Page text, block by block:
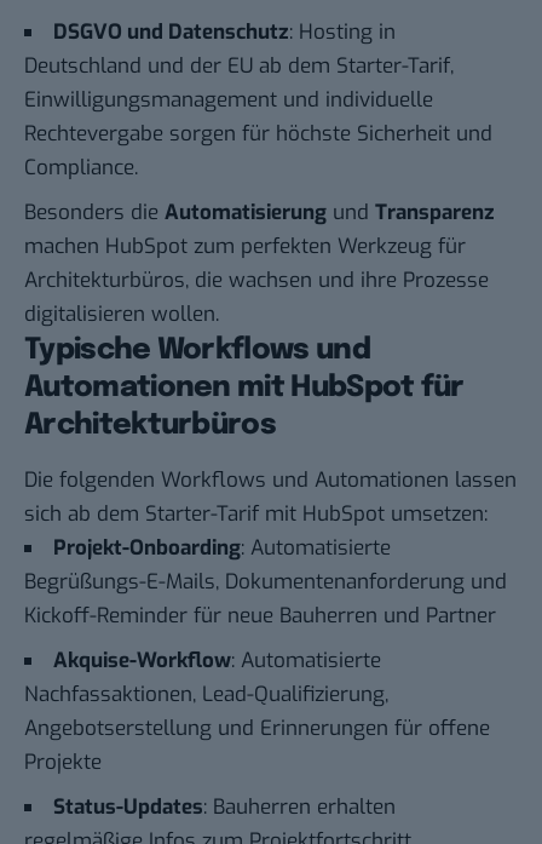
DSGVO und Datenschutz: Hosting in
Deutschland und der EU ab dem Starter-Tarif,
Einwilligungsmanagement und individuelle
Rechtevergabe sorgen für höchste Sicherheit und
Compliance.
Besonders die Automatisierung und Transparenz
machen HubSpot zum perfekten Werkzeug für
Architekturbüros, die wachsen und ihre Prozesse
digitalisieren wollen.
Typische Workflows und
Automationen mit HubSpot für
Architekturbüros
Die folgenden Workflows und Automationen lassen
sich ab dem Starter-Tarif mit HubSpot umsetzen:
Projekt-Onboarding: Automatisierte
Begrüßungs-E-Mails, Dokumentenanforderung und
Kickoff-Reminder für neue Bauherren und Partner
Akquise-Workflow: Automatisierte
Nachfassaktionen, Lead-Qualifizierung,
Angebotserstellung und Erinnerungen für offene
Projekte
Status-Updates: Bauherren erhalten